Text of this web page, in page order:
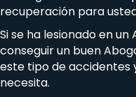
recuperación para
Si se ha lesionado en
conseguir un buen
este tipo de accidentes
necesita.